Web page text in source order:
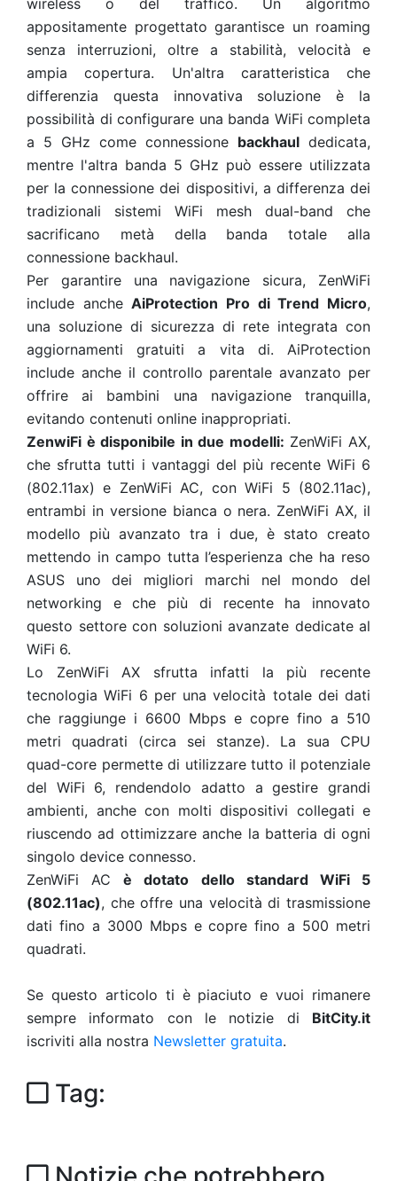
wireless o del traffico. Un algoritmo
appositamente progettato garantisce un roaming
senza interruzioni, oltre a stabilità, velocità e
ampia copertura. Un'altra caratteristica che
differenzia questa innovativa soluzione è la
possibilità di configurare una banda WiFi completa
a 5 GHz come connessione backhaul dedicata,
mentre l'altra banda 5 GHz può essere utilizzata
per la connessione dei dispositivi, a differenza dei
tradizionali sistemi WiFi mesh dual-band che
sacrificano metà della banda totale alla
connessione backhaul.
Per garantire una navigazione sicura, ZenWiFi
include ancheAiProtection Pro di Trend Micro,
una soluzione di sicurezza di rete integrata con
aggiornamenti gratuiti a vita di. AiProtection
include anche il controllo parentale avanzato per
offrire ai bambini una navigazione tranquilla,
evitando contenuti online inappropriati.
ZenwiFi è disponibile in due modelli: ZenWiFi AX,
che sfrutta tutti i vantaggi del più recente WiFi 6
(802.11ax) e ZenWiFi AC, con WiFi 5 (802.11ac),
entrambi in versione bianca o nera. ZenWiFi AX, il
modello più avanzato tra i due, è stato creato
mettendo in campo tutta l’esperienza che ha reso
ASUS uno dei migliori marchi nel mondo del
networking e che più di recente ha innovato
questo settore con soluzioni avanzate dedicate al
WiFi 6.
Lo ZenWiFi AX sfrutta infatti la più recente
tecnologia WiFi 6 per una velocità totale dei dati
che raggiunge i 6600 Mbps e copre fino a 510
metri quadrati (circa sei stanze). La sua CPU
quad-core permette di utilizzare tutto il potenziale
del WiFi 6, rendendolo adatto a gestire grandi
ambienti, anche con molti dispositivi collegati e
riuscendo ad ottimizzare anche la batteria di ogni
singolo device connesso.
ZenWiFi ACè dotato dello standard WiFi 5
(802.11ac), che offre una velocità di trasmissione
dati fino a 3000 Mbps e copre fino a 500 metri
quadrati.
Se questo articolo ti è piaciuto e vuoi rimanere
sempre informato con le notizie di BitCity.it
iscriviti alla nostra Newsletter gratuita.
Tag: